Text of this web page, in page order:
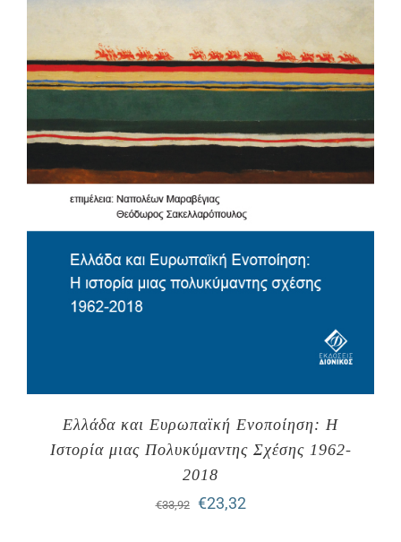
Ελλάδα και Ευρωπαϊκή Ενοποίηση: Η
Ιστορία μιας Πολυκύμαντης Σχέσης 1962-
2018
€33,92
Original
€23,32Η